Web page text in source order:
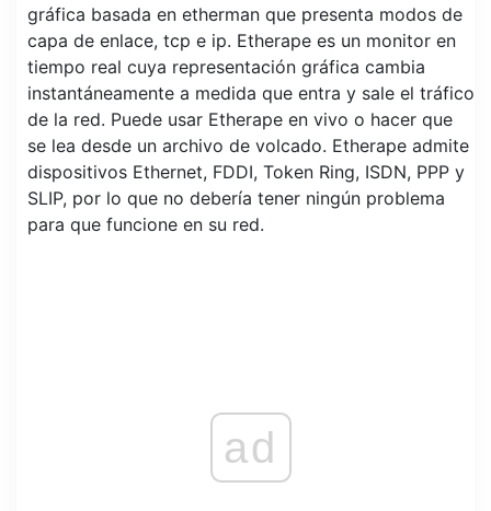
gráfica basada en etherman que presenta modos de
capa de enlace, tcp e ip. Etherape es un monitor en
tiempo real cuya representación gráfica cambia
instantáneamente a medida que entra y sale el tráfico
de la red. Puede usar Etherape en vivo o hacer que
se lea desde un archivo de volcado. Etherape admite
dispositivos Ethernet, FDDI, Token Ring, ISDN, PPP y
SLIP, por lo que no debería tener ningún problema
para que funcione en su red.
ad